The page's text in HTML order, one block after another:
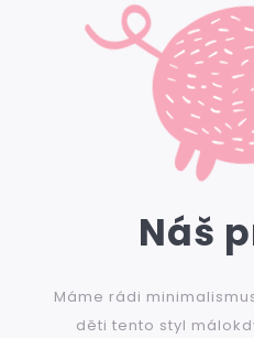
Náš
Máme rádi
děti tento styl